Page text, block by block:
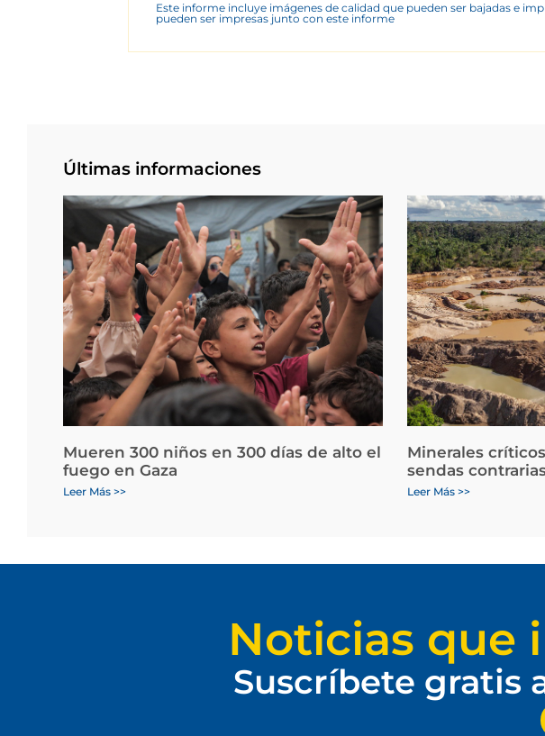
Este informe incluye imágenes de calidad que pueden ser bajadas e
pueden ser impresas junto con este informe
Últimas informaciones
Mueren 300 niños en 300 días de alto el
fuego en Gaza
Leer Más >>
Minerales
sendas
Leer Más >>
Noticias que
Suscríbete gratis